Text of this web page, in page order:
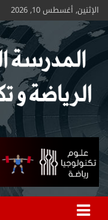
الإثنين, أغسطس 10, 2026
ESSTS